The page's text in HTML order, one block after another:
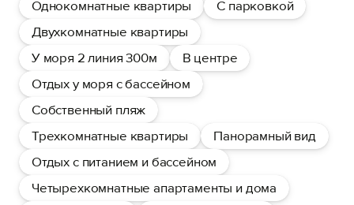
Однокомнатные квартиры
С парковкой
Двухкомнатные квартиры
У моря 2 линия 300м
В центре
Отдых у моря с бассейном
Собственный пляж
Трехкомнатные квартиры
Панорамный вид
Отдых с питанием и бассейном
Четырехкомнатные апартаменты и дома